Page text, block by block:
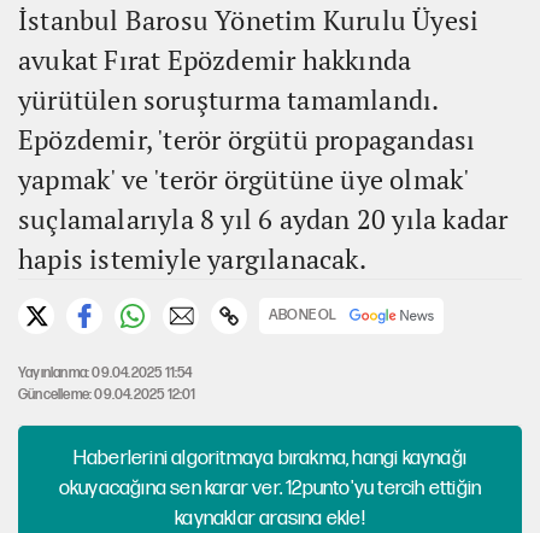
İstanbul Barosu Yönetim Kurulu Üyesi
avukat Fırat Epözdemir hakkında
yürütülen soruşturma tamamlandı.
Epözdemir, 'terör örgütü propagandası
yapmak' ve 'terör örgütüne üye olmak'
suçlamalarıyla 8 yıl 6 aydan 20 yıla kadar
hapis istemiyle yargılanacak.
ABONE OL
Yayınlanma: 09.04.2025 11:54
Güncelleme: 09.04.2025 12:01
Haberlerini algoritmaya bırakma, hangi kaynağı
okuyacağına sen karar ver. 12punto'yu tercih ettiğin
kaynaklar arasına ekle!